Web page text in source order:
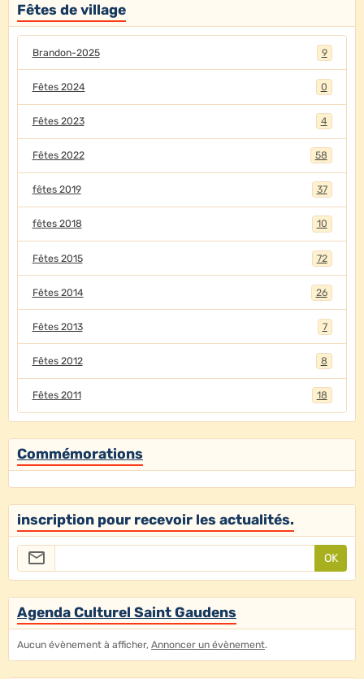
Fêtes de village
Brandon-2025 9
Fêtes 2024 0
Fêtes 2023 4
Fêtes 2022 58
fêtes 2019 37
fêtes 2018 10
Fêtes 2015 72
Fêtes 2014 26
Fêtes 2013 7
Fêtes 2012 8
Fêtes 2011 18
Commémorations
inscription pour recevoir les actualités.
OK
Agenda Culturel Saint Gaudens
Aucun évènement à afficher, Annoncer un évènement.